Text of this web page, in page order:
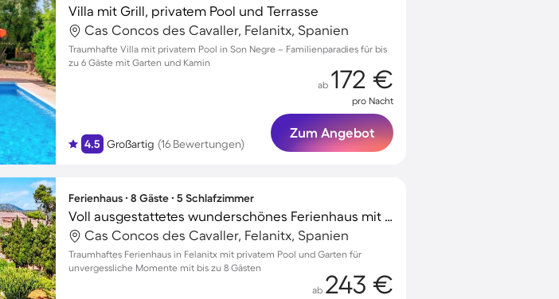
Villa mit Grill, privatem Pool und Terrasse
Cas Concos des Cavaller, Felanitx, Spanien
Traumhafte Villa mit privatem Pool in Son Negre – Familienparadies für bis
zu 6 Gäste mit Garten und Kamin
4.5 Großartig (16 Bewertungen)
ab 172 €
pro Nacht
Zum Angebot
Ferienhaus ∙ 8 Gäste ∙ 5 Schlafzimmer
Voll ausgestattetes wunderschönes Ferienhaus mit privatem Pool, Garten und Terrasse
Cas Concos des Cavaller, Felanitx, Spanien
Traumhaftes Ferienhaus in Felanitx mit privatem Pool und Garten für
unvergessliche Momente mit bis zu 8 Gästen
ab 243 €